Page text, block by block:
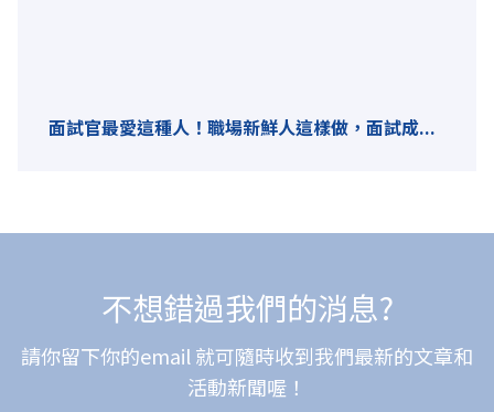
面試官最愛這種人！職場新鮮人這樣做，面試成...
不想錯過我們的消息?
請你留下你的email 就可隨時收到我們最新的文章和
活動新聞喔！